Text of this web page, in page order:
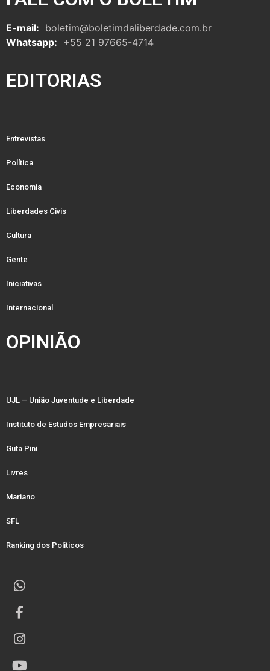
E-mail: boletim@boletimdaliberdade.com.br
Whatsapp: +55 21 97665-4714
EDITORIAS
Entrevistas
Política
Economia
Liberdades Civis
Cultura
Gente
Iniciativas
Internacional
OPINIÃO
UJL – União Juventude e Liberdade
Instituto de Estudos Empresariais
Guta Pini
Livres
Mariano
SFL
Ranking dos Politicos